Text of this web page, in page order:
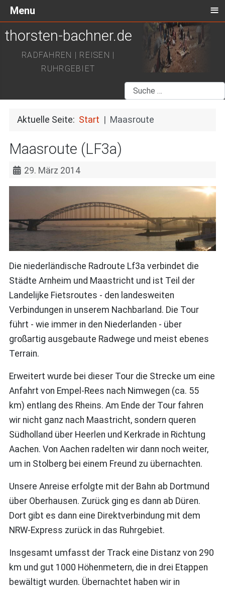
thorsten-bachner.de
RADFAHREN | REISEN |
RUHRGEBIET
Suchen
Aktuelle Seite: Start Maasroute
Maasroute (LF3a)
29. März 2014
Die niederländische Radroute Lf3a verbindet die
Städte Arnheim und Maastricht und ist Teil der
Landelijke Fietsroutes - den landesweiten
Verbindungen in unserem Nachbarland. Die Tour
führt - wie immer in den Niederlanden - über
großartig ausgebaute Radwege und meist ebenes
Terrain.
Erweitert wurde bei dieser Tour die Strecke um eine
Anfahrt von Empel-Rees nach Nimwegen (ca. 55
km) entlang des Rheins. Am Ende der Tour fahren
wir nicht ganz nach Maastricht, sondern queren
Südholland über Heerlen und Kerkrade in Richtung
Aachen. Von Aachen radelten wir dann noch weiter,
um in Stolberg bei einem Freund zu übernachten.
Unsere Anreise erfolgte mit der Bahn ab Dortmund
über Oberhausen. Zurück ging es dann ab Düren.
Dort gibt es dann eine Direktverbindung mit dem
NRW-Express zurück in das Ruhrgebiet.
Insgesamt umfasst der Track eine Distanz von 290
km und gut 1000 Höhenmetern, die in drei Etappen
bewältigt wurden. Übernachtet haben wir in
Menu ≡